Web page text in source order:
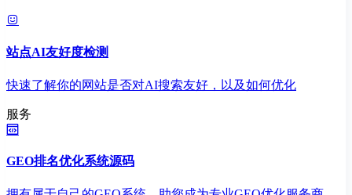
站点AI友好度检测
快速了解你的网站是否对AI搜索友好，以及如何优化
服务
GEO排名优化系统源码